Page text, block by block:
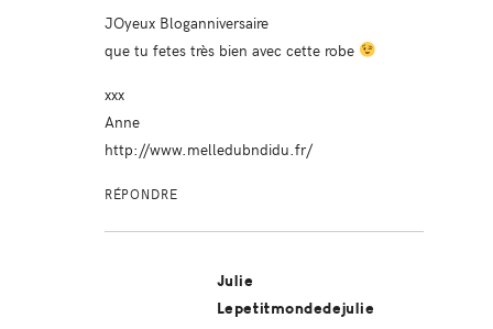
JOyeux Bloganniversaire
que tu fetes très bien avec cette robe
xxx
Anne
http://www.melledubndidu.fr/
RÉPONDRE
Julie
Lepetitmondedejulie